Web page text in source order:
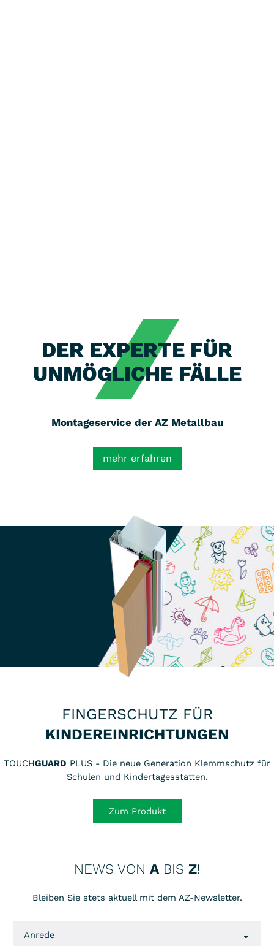
DER EXPERTE FÜR
UNMÖGLICHE FÄLLE
Montageservice der AZ Metallbau
mehr erfahren
geben Sie uns gern Bescheid. Wir unterstützen
Sie gern telefonisch oder bei Bedarf auch
persönlich bei der ersten Montage und zeigen
Ihnen die korrekte Bauweise.
Auf dem offiziellen Youtube-Portal vonAZ®
finden Sie zudem praktische
Montage-Videos zu einigen unserer Produkte!
FINGERSCHUTZ FÜR
KINDEREINRICHTUNGEN
TOUCHGUARD PLUS - Die neue Generation Klemmschutz für
Schulen und Kindertagesstätten.
Zum Produkt
NEWS VON A BIS Z!
Bleiben Sie stets aktuell mit dem AZ-Newsletter.